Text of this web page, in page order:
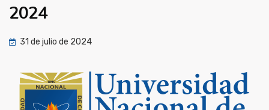
2024
31 de julio de 2024